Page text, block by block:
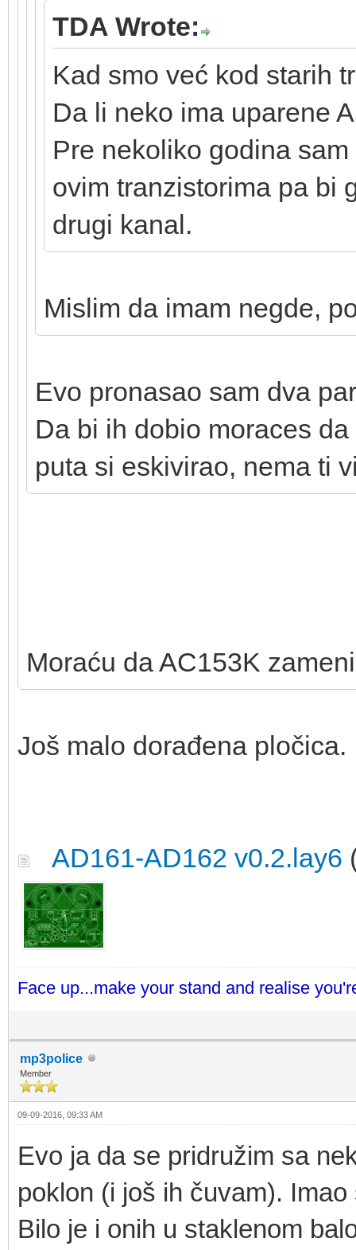
TDA Wrote:
Kad smo već kod starih
Da li neko ima uparene
Pre nekoliko godina
ovim tranzistorima pa bi
drugi kanal.
Mislim da imam negde,
Evo pronasao sam dva
Da bi ih dobio moraces
puta si eskivirao, nema ti
Moraću da AC153K
Još malo dorađena pločica.
AD161-AD162 v0.2.lay6
Face up...make your stand and realise
mp3police
Member
09-09-2016, 09:33 AM
Evo ja da se pridružim sa
poklon (i još ih čuvam).
Bilo je i onih u staklenom